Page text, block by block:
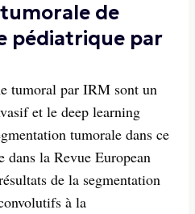
de
pédiatrique par
tumoral par IRM sont un
et le deep learning
tumorale dans ce
dans la Revue European
de la segmentation
à la